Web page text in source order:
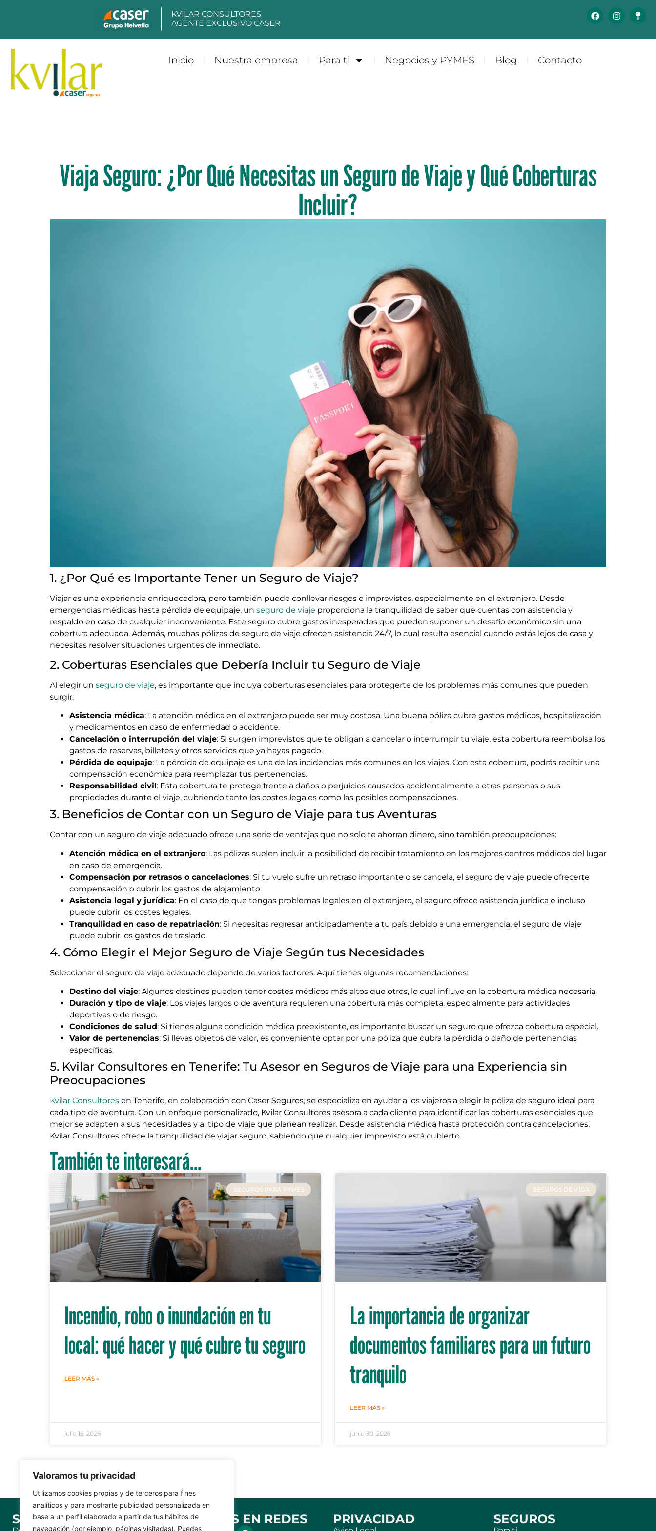
Valoramos tu privacidad
Utilizamos cookies propias y de terceros para fines
analíticos y para mostrarte publicidad personalizada en
base a un perfil elaborado a partir de tus hábitos de
navegación (por ejemplo, páginas visitadas). Puedes
KVILAR CONSULTORES
AGENTE EXCLUSIVO CASER
Inicio Nuestra empresa Para ti Negocios y PYMES Blog Contacto
Viaja Seguro: ¿Por Qué Necesitas un Seguro de Viaje y Qué Coberturas
Incluir?
1. ¿Por Qué es Importante Tener un Seguro de Viaje?
Viajar es una experiencia enriquecedora, pero también puede conllevar riesgos e imprevistos, especialmente en el extranjero. Desde
emergencias médicas hasta pérdida de equipaje, un seguro de viaje proporciona la tranquilidad de saber que cuentas con asistencia y
respaldo en caso de cualquier inconveniente. Este seguro cubre gastos inesperados que pueden suponer un desafío económico sin una
cobertura adecuada. Además, muchas pólizas de seguro de viaje ofrecen asistencia 24/7, lo cual resulta esencial cuando estás lejos de casa y
necesitas resolver situaciones urgentes de inmediato.
2. Coberturas Esenciales que Debería Incluir tu Seguro de Viaje
Al elegir un seguro de viaje, es importante que incluya coberturas esenciales para protegerte de los problemas más comunes que pueden
surgir:
Asistencia médica: La atención médica en el extranjero puede ser muy costosa. Una buena póliza cubre gastos médicos, hospitalización
y medicamentos en caso de enfermedad o accidente.
Cancelación o interrupción del viaje: Si surgen imprevistos que te obligan a cancelar o interrumpir tu viaje, esta cobertura reembolsa los
gastos de reservas, billetes y otros servicios que ya hayas pagado.
Pérdida de equipaje: La pérdida de equipaje es una de las incidencias más comunes en los viajes. Con esta cobertura, podrás recibir una
compensación económica para reemplazar tus pertenencias.
Responsabilidad civil: Esta cobertura te protege frente a daños o perjuicios causados accidentalmente a otras personas o sus
propiedades durante el viaje, cubriendo tanto los costes legales como las posibles compensaciones.
3. Beneficios de Contar con un Seguro de Viaje para tus Aventuras
Contar con un seguro de viaje adecuado ofrece una serie de ventajas que no solo te ahorran dinero, sino también preocupaciones:
Atención médica en el extranjero: Las pólizas suelen incluir la posibilidad de recibir tratamiento en los mejores centros médicos del lugar
en caso de emergencia.
Compensación por retrasos o cancelaciones: Si tu vuelo sufre un retraso importante o se cancela, el seguro de viaje puede ofrecerte
compensación o cubrir los gastos de alojamiento.
Asistencia legal y jurídica: En el caso de que tengas problemas legales en el extranjero, el seguro ofrece asistencia jurídica e incluso
puede cubrir los costes legales.
Tranquilidad en caso de repatriación: Si necesitas regresar anticipadamente a tu país debido a una emergencia, el seguro de viaje
puede cubrir los gastos de traslado.
4. Cómo Elegir el Mejor Seguro de Viaje Según tus Necesidades
Seleccionar el seguro de viaje adecuado depende de varios factores. Aquí tienes algunas recomendaciones:
Destino del viaje: Algunos destinos pueden tener costes médicos más altos que otros, lo cual influye en la cobertura médica necesaria.
Duración y tipo de viaje: Los viajes largos o de aventura requieren una cobertura más completa, especialmente para actividades
deportivas o de riesgo.
Condiciones de salud: Si tienes alguna condición médica preexistente, es importante buscar un seguro que ofrezca cobertura especial.
Valor de pertenencias: Si llevas objetos de valor, es conveniente optar por una póliza que cubra la pérdida o daño de pertenencias
específicas.
5. Kvilar Consultores en Tenerife: Tu Asesor en Seguros de Viaje para una Experiencia sin
Preocupaciones
Kvilar Consultores en Tenerife, en colaboración con Caser Seguros, se especializa en ayudar a los viajeros a elegir la póliza de seguro ideal para
cada tipo de aventura. Con un enfoque personalizado, Kvilar Consultores asesora a cada cliente para identificar las coberturas esenciales que
mejor se adapten a sus necesidades y al tipo de viaje que planean realizar. Desde asistencia médica hasta protección contra cancelaciones,
Kvilar Consultores ofrece la tranquilidad de viajar seguro, sabiendo que cualquier imprevisto está cubierto.
También te interesará...
SEGUROS PARA PYMES
Incendio, robo o inundación en tu
local: qué hacer y qué cubre tu seguro
LEER MÁS »
julio 15, 2026
SEGUROS DE VIDA
La importancia de organizar
documentos familiares para un futuro
tranquilo
LEER MÁS »
junio 30, 2026
SOBRE CASER SÍGUENOS EN REDES PRIVACIDAD SEGUROS